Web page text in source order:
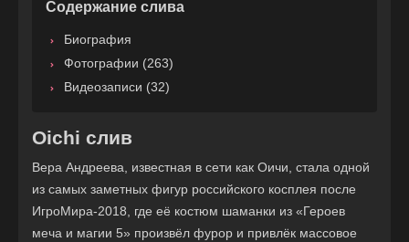
Содержание слива
Биография
Фотографии (263)
Видеозаписи (32)
Oichi слив
Вера Андреева, известная в сети как Оичи, стала одной
из самых заметных фигур российского косплея после
ИгроМира-2018, где её костюм шаманки из «Героев
меча и магии 5» произвёл фурор и привлёк массовое